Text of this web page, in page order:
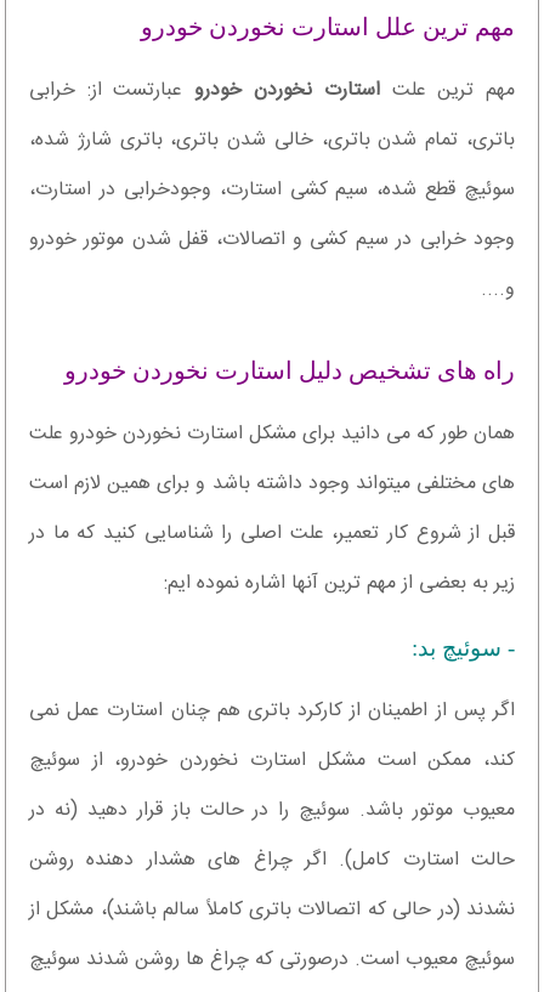
مهم ترین علل استارت نخوردن خودرو
مهم ترین علتاستارت نخوردن خودروعبارتست از: خرابی
باتری، تمام شدن باتری، خالی شدن باتری، باتری شارژ شده،
سوئیچ قطع شده، سیم کشی استارت، وجودخرابی در استارت،
وجود خرابی در سیم کشی و اتصالات، قفل شدن موتور خودرو
و....
راه های تشخیص دلیل استارت نخوردن خودرو
همان طور که می دانید برای مشکل استارت نخوردن خودرو علت
های مختلفی میتواند وجود داشته باشد و برای همین لازم است
قبل از شروع کار تعمیر، علت اصلی را شناسایی کنید که ما در
زیر به بعضی از مهم ترین آنها اشاره نموده ایم:
- سوئیچ بد:
اگر پس از اطمینان از کارکرد باتری هم چنان استارت عمل نمی
کند، ممکن است مشکل استارت نخوردن خودرو، از سوئیچ
معیوب موتور باشد. سوئیچ را در حالت باز قرار دهید (نه در
حالت استارت کامل). اگر چراغ های هشدار دهنده روشن
نشدند (در حالی که اتصالات باتری کاملاً سالم باشند)، مشکل از
سوئیچ معیوب است. درصورتی که چراغ ها روشن شدند سوئیچ